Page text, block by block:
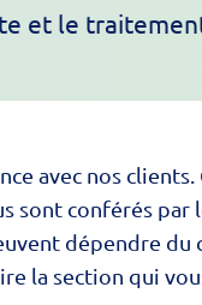
et le
avec nos
conférés
dépendre du
la section qui